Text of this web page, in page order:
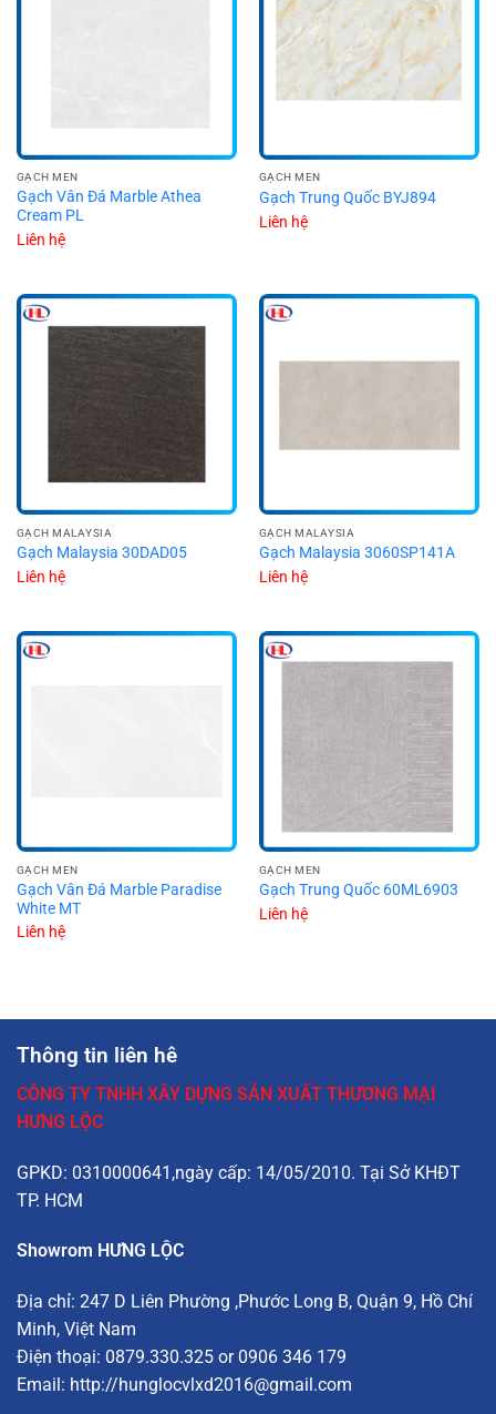
GẠCH MEN
Gạch Vân Đá Marble Athea
Cream PL
Liên hệ
GẠCH MEN
Gạch Trung Quốc BYJ894
Liên hệ
GẠCH MALAYSIA
Gạch Malaysia 30DAD05
Liên hệ
GẠCH MALAYSIA
Gạch Malaysia 3060SP141A
Liên hệ
GẠCH MEN
Gạch Vân Đá Marble Paradise
White MT
Liên hệ
GẠCH MEN
Gạch Trung Quốc 60ML6903
Liên hệ
Thông tin liên hê
CÔNG TY TNHH XÂY DỰNG SẢN XUẤT THƯƠNG MẠI
HƯNG LỘC
GPKD: 0310000641,ngày cấp: 14/05/2010. Tại Sở KHĐT
TP. HCM
Showrom HƯNG LỘC
Địa chỉ: 247 D Liên Phường ,Phước Long B, Quận 9, Hồ Chí
Minh, Việt Nam
Điện thoại: 0879.330.325 or 0906 346 179
Email: http://hunglocvlxd2016@gmail.com